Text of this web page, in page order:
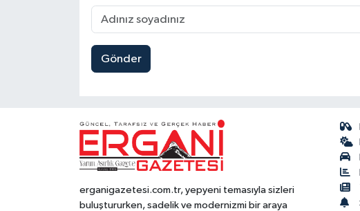
Gönder
erganigazetesi.com.tr, yepyeni temasıyla sizleri
buluştururken, sadelik ve modernizmi bir araya